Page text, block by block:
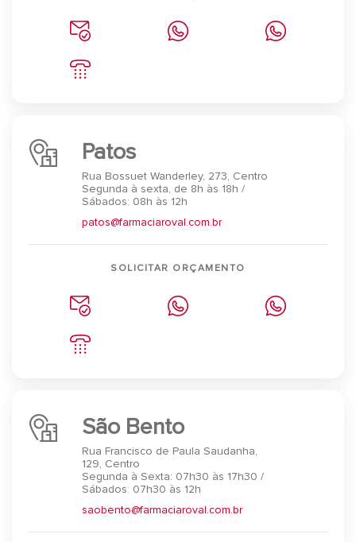
Patos
Rua Bossuet Wanderley, 273, Centro
Segunda à sexta, de 8h às 18h /
Sábados: 08h às 12h
patos@farmaciaroval.com.br
SOLICITAR ORÇAMENTO
São Bento
Rua Francisco de Paula Saudanha,
129, Centro
Segunda à Sexta: 07h30 às 17h30 /
Sábados: 07h30 às 12h
saobento@farmaciaroval.com.br